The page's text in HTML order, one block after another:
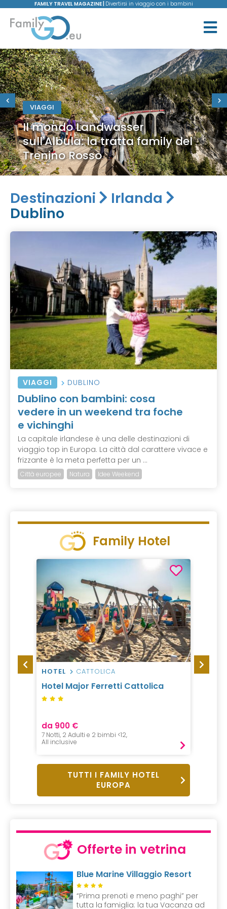
FAMILY TRAVEL MAGAZINE | Divertirsi in viaggio con i bambini
VIAGGI
Il mondo Landwasser
sull'Albula: la tratta family del
Trenino Rosso
Destinazioni
Irlanda
Dublino
VIAGGI DUBLINO
Dublino con bambini: cosa
vedere in un weekend tra foche
e vichinghi
La capitale irlandese è una delle destinazioni di
viaggio top in Europa. La città dal carattere vivace e
frizzante è la meta perfetta per un ...
Città europee Natura Idee Weekend
Family Hotel
HOTEL CATTOLICA
Hotel Major Ferretti Cattolica
da 900 €
7 Notti, 2 Adulti e 2 bimbi <12,
All inclusive
HOTEL
TUTTI I FAMILY HOTEL
EUROPA
Offerte in vetrina
Blue Marine Villaggio Resort
“Prima prenoti e meno paghi” per
tutta la famiglia: la tua Vacanza ad